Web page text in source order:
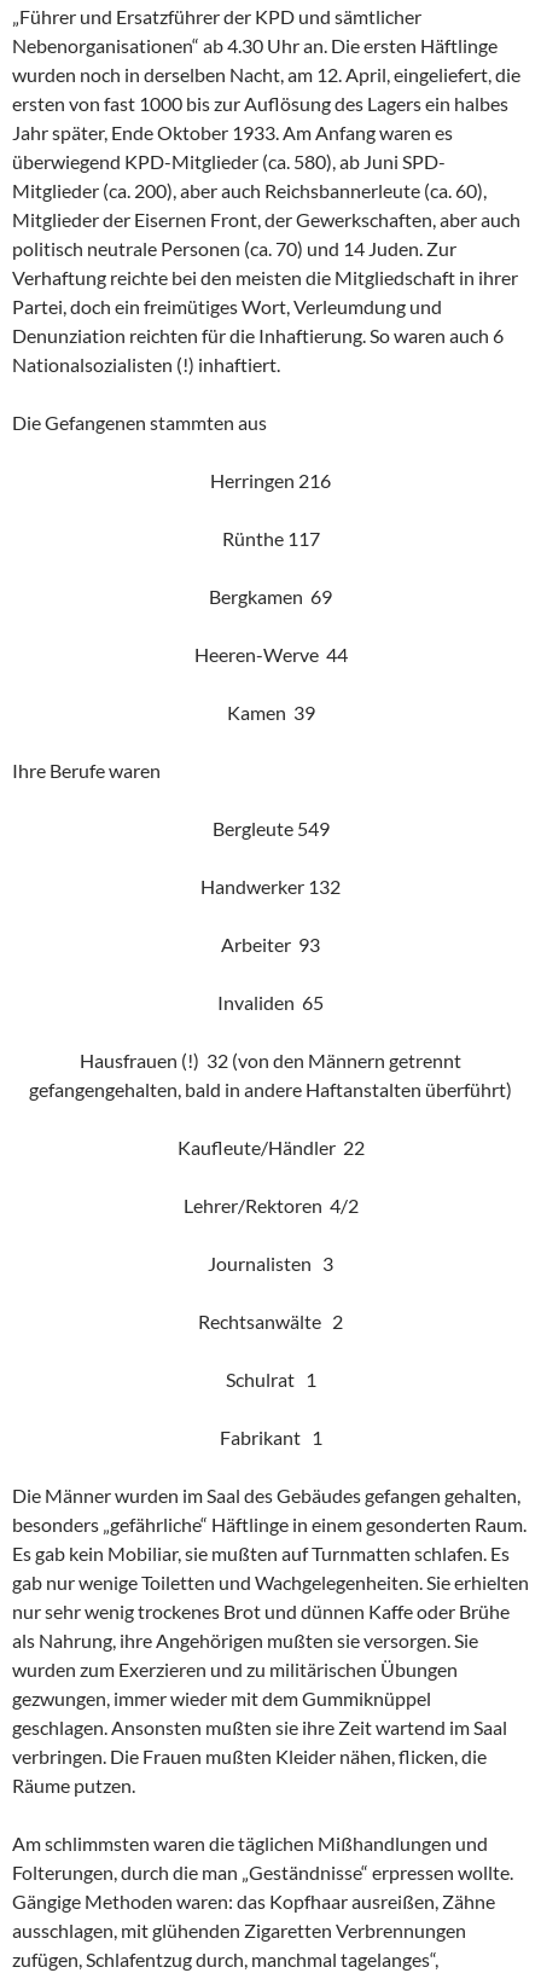
„Führer und Ersatzführer der KPD und sämtlicher
Nebenorganisationen“ ab 4.30 Uhr an. Die ersten Häftlinge
wurden noch in derselben Nacht, am 12. April, eingeliefert, die
ersten von fast 1000 bis zur Auflösung des Lagers ein halbes
Jahr später, Ende Oktober 1933. Am Anfang waren es
überwiegend KPD-Mitglieder (ca. 580), ab Juni SPD-
Mitglieder (ca. 200), aber auch Reichsbannerleute (ca. 60),
Mitglieder der Eisernen Front, der Gewerkschaften, aber auch
politisch neutrale Personen (ca. 70) und 14 Juden. Zur
Verhaftung reichte bei den meisten die Mitgliedschaft in ihrer
Partei, doch ein freimütiges Wort, Verleumdung und
Denunziation reichten für die Inhaftierung. So waren auch 6
Nationalsozialisten (!) inhaftiert.
Die Gefangenen stammten aus
Herringen 216
Rünthe 117
Bergkamen 69
Heeren-Werve 44
Kamen 39
Ihre Berufe waren
Bergleute 549
Handwerker 132
Arbeiter 93
Invaliden 65
Hausfrauen (!) 32 (von den Männern getrennt
gefangengehalten, bald in andere Haftanstalten überführt)
Kaufleute/Händler 22
Lehrer/Rektoren 4/2
Journalisten 3
Rechtsanwälte 2
Schulrat 1
Fabrikant 1
Die Männer wurden im Saal des Gebäudes gefangen gehalten,
besonders „gefährliche“ Häftlinge in einem gesonderten Raum.
Es gab kein Mobiliar, sie mußten auf Turnmatten schlafen. Es
gab nur wenige Toiletten und Wachgelegenheiten. Sie erhielten
nur sehr wenig trockenes Brot und dünnen Kaffe oder Brühe
als Nahrung, ihre Angehörigen mußten sie versorgen. Sie
wurden zum Exerzieren und zu militärischen Übungen
gezwungen, immer wieder mit dem Gummiknüppel
geschlagen. Ansonsten mußten sie ihre Zeit wartend im Saal
verbringen. Die Frauen mußten Kleider nähen, flicken, die
Räume putzen.
Am schlimmsten waren die täglichen Mißhandlungen und
Folterungen, durch die man „Geständnisse“ erpressen wollte.
Gängige Methoden waren: das Kopfhaar ausreißen, Zähne
ausschlagen, mit glühenden Zigaretten Verbrennungen
zufügen, Schlafentzug durch, manchmal tagelanges“,